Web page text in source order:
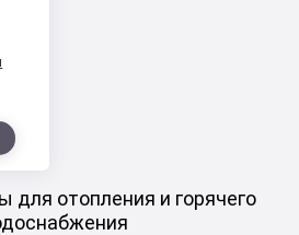
для отопления и горячего